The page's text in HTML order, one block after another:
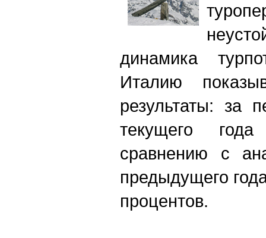
динамика
Италию
результаты: за
текущего
сравнению с
предыдущего
процентов.